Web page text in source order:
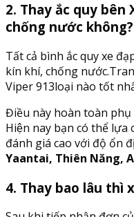
2. Thay ắc quy bên
chống nước không?
Tất cả bình ắc quy xe
kín khí, chống
Viper 913loại nào tốt
Điều này hoàn toàn phụ
Hiện nay bạn có thể
đánh giá cao với độ ổn
Yaantai, Thiên Năng,
4. Thay bao lâu thì